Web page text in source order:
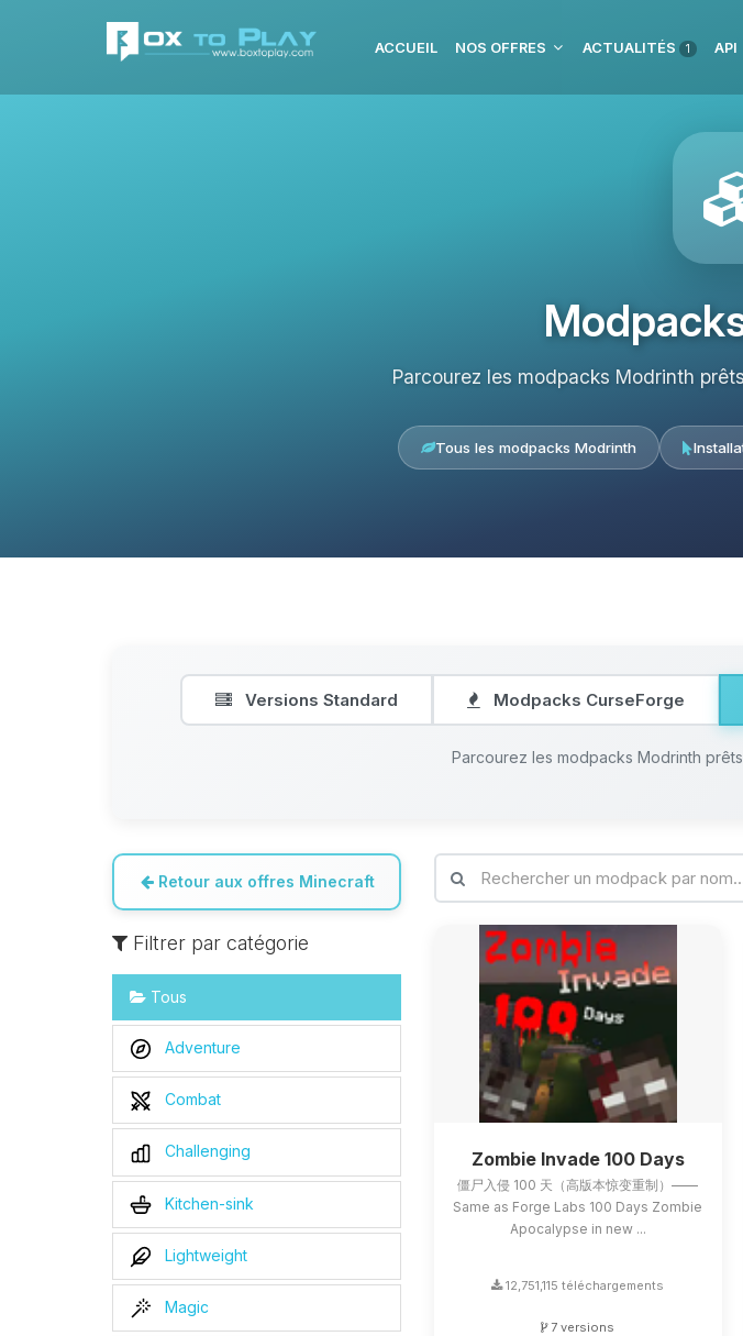
ACCUEIL NOS OFFRES ACTUALITÉS 1 API
Parcourez les modpacks Modrinth
Tous les modpacks Modrinth
Versions Standard Modpacks CurseForge
Parcourez les modpacks Modrinth
Retour aux offres Minecraft
Filtrer par catégorie
Tous
Adventure
Combat
Challenging
Kitchen-sink
Lightweight
Magic
Zombie Invade 100 Days
僵尸入侵 100 天（高版本惊变重制）——
Same as Forge Labs 100 Days Zombie
Apocalypse in new ...
12,751,115 téléchargements
7 versions